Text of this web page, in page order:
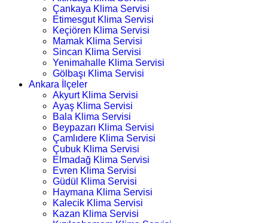
Çankaya Klima Servisi
Etimesgut Klima Servisi
Keçiören Klima Servisi
Mamak Klima Servisi
Sincan Klima Servisi
Yenimahalle Klima Servisi
Gölbaşı Klima Servisi
Ankara İlçeler
Akyurt Klima Servisi
Ayaş Klima Servisi
Bala Klima Servisi
Beypazarı Klima Servisi
Çamlıdere Klima Servisi
Çubuk Klima Servisi
Elmadağ Klima Servisi
Evren Klima Servisi
Güdül Klima Servisi
Haymana Klima Servisi
Kalecik Klima Servisi
Kazan Klima Servisi